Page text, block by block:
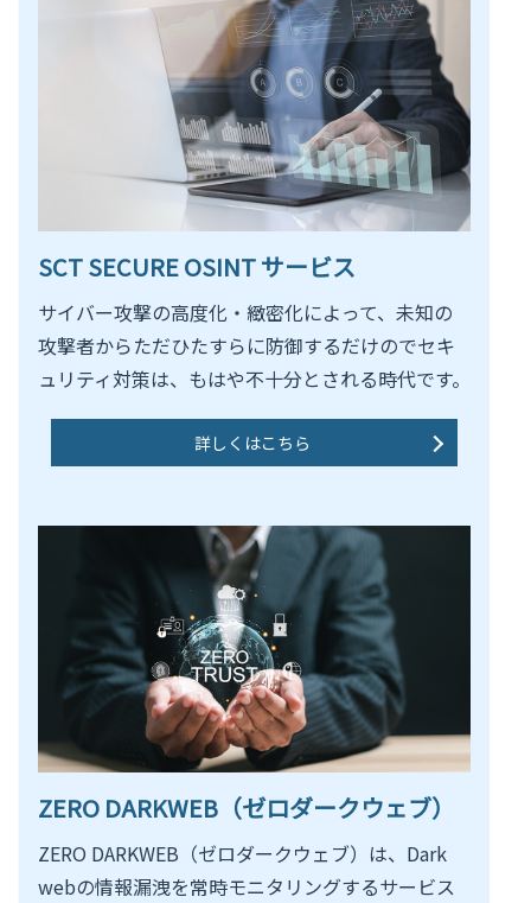
SCT SECURE OSINT サービス
サイバー攻撃の高度化・緻密化によって、未知の
攻撃者からただひたすらに防御するだけのでセキ
ュリティ対策は、もはや不十分とされる時代です。
詳しくはこちら
ZERO DARKWEB（ゼロダークウェブ）
ZERO DARKWEB（ゼロダークウェブ）は、Dark
webの情報漏洩を常時モニタリングするサービス